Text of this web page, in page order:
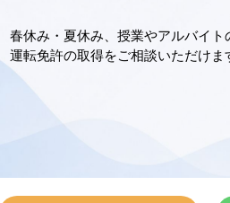
春休み・夏休み、授業やアルバイト
運転免許の取得をご相談いただけま